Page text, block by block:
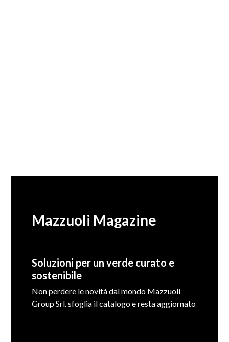
Mazzuoli Magazine
Soluzioni per un verde curato e
sostenibile
Non perdere le novità dal mondo Mazzuoli
Group Srl. sfoglia il catalogo e resta aggiornato